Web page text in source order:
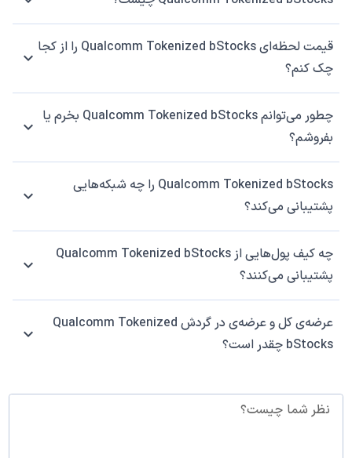
قیمت لحظه‌ای Qualcomm Tokenized bStocks را از کجا
چک کنم؟
چطور می‌توانم Qualcomm Tokenized bStocks بخرم یا
بفروشم؟
Qualcomm Tokenized bStocks را چه شبکه‌هایی
پشتیبانی می‌کند؟
چه کیف پول‌هایی از Qualcomm Tokenized bStocks
پشتیبانی می‌کنند؟
عرضه‌ی کل و عرضه‌ی در گردش Qualcomm Tokenized
bStocks چقدر است؟
نظر شما چیست؟